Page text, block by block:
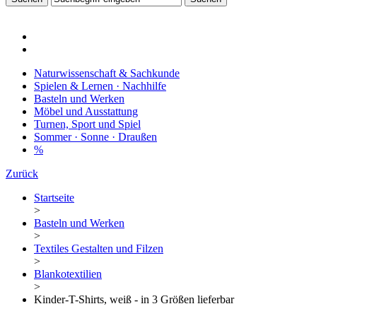
Naturwissenschaft & Sachkunde
Spielen & Lernen · Nachhilfe
Basteln und Werken
Möbel und Ausstattung
Turnen, Sport und Spiel
Sommer · Sonne · Draußen
%
Zurück
Startseite
>
Basteln und Werken
>
Textiles Gestalten und Filzen
>
Blankotextilien
>
Kinder-T-Shirts, weiß - in 3 Größen lieferbar